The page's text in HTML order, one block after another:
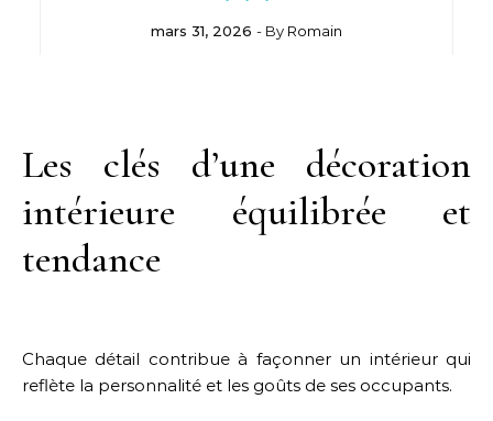
mars 31, 2026 - By Romain
Les clés d’une décoration
intérieure équilibrée et
tendance
Chaque détail contribue à façonner un intérieur qui
reflète la personnalité et les goûts de ses occupants.